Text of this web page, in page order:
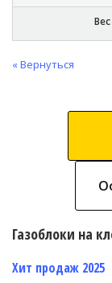
Вес
« Вернуться
Газоблоки на
Хит продаж 2025